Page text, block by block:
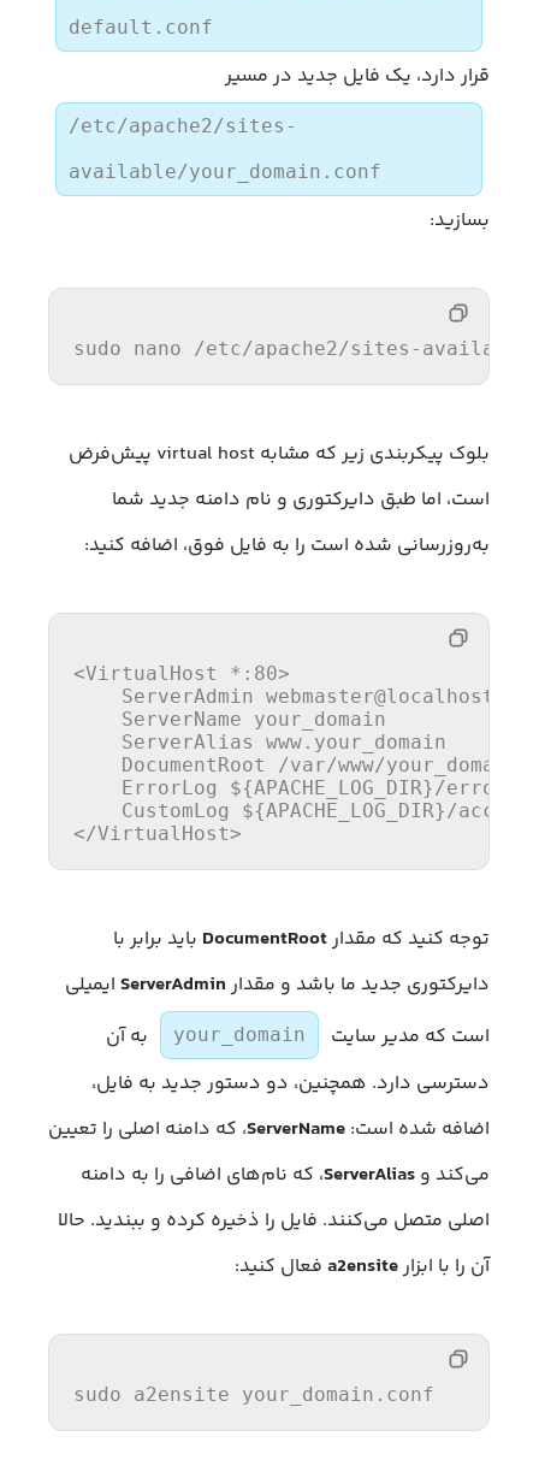
default.conf
قرار دارد، یک فایل جدید در مسیر
/etc/apache2/sites-
available/your_domain.conf
بسازید:
sudo nano /etc/apache2/sites-
بلوک پیکربندی زیر که مشابه virtual host پیش‌فرض
است، اما طبق دایرکتوری و نام دامنه جدید شما
به‌روزرسانی شده است را به فایل فوق، اضافه کنید:
<VirtualHost * :80>
ServerAdmin webmaster@localhost
ServerName your_domain
ServerAlias
www.your_domain
DocumentRoot
/var/www/your_domain
ErrorLog
${APACHE_LOG_DIR}/
CustomLog
${APACHE_LOG_DIR}
</VirtualHost>
توجه کنید که مقدارDocumentRoot باید برابر با
دایرکتوری جدید ما باشد و مقدار ServerAdmin ایمیلی
است که مدیر سایت
your_domain
به آن
دسترسی دارد. همچنین، دو دستور جدید به فایل،
اضافه شده است: ServerName، که دامنه اصلی را تعیین
می‌کند و ServerAlias، که نام‌های اضافی را به دامنه
اصلی متصل می‌کنند. فایل را ذخیره کرده و ببندید. حالا
آن را با ابزارa2ensite فعال کنید:
sudo a2ensite your_domain.conf